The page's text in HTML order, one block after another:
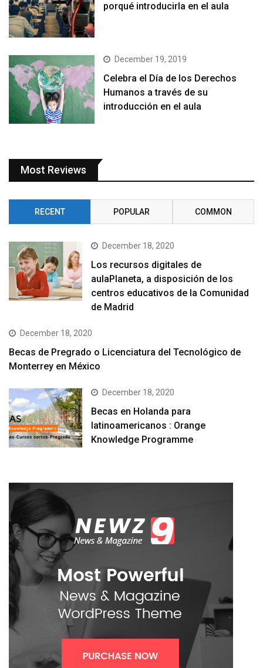
porqué introducirla en el aula
December 19, 2019
Celebra el Día de los Derechos
Humanos a través de su
introducción en el aula
Most Reviews
RECENT POPULAR COMMON
December 18, 2020
Los recursos digitales de
aulaPlaneta, a disposición de los
centros educativos de la Comunidad
de Madrid
December 18, 2020
Becas de Pregrado o Licenciatura del Tecnológico de
Monterrey en México
December 18, 2020
Becas en Holanda para
latinoamericanos : Orange
Knowledge Programme